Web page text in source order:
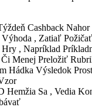
Cashback
Výhoda , Zatiaľ
, Napríklad
Menej Preložiť
Hádka Výsledok
Hemžia Sa , Vedia